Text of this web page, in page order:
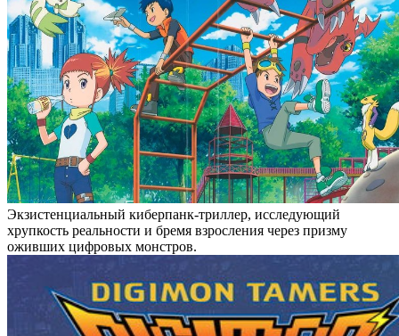
Экзистенциальный киберпанк-триллер, исследующий
хрупкость реальности и бремя взросления через призму
оживших цифровых монстров.